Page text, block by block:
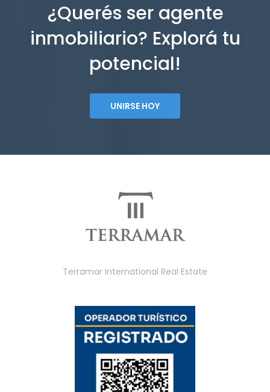
¿Querés ser agente
inmobiliario? Explorá tu
potencial!
UNIRSE HOY
Terramar International Real Estate